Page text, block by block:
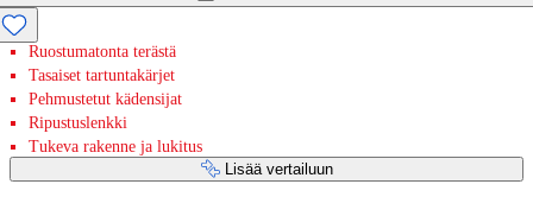
Ruostumatonta terästä
Tasaiset tartuntakärjet
Pehmustetut kädensijat
Ripustuslenkki
Tukeva rakenne ja lukitus
Lisää vertailuun